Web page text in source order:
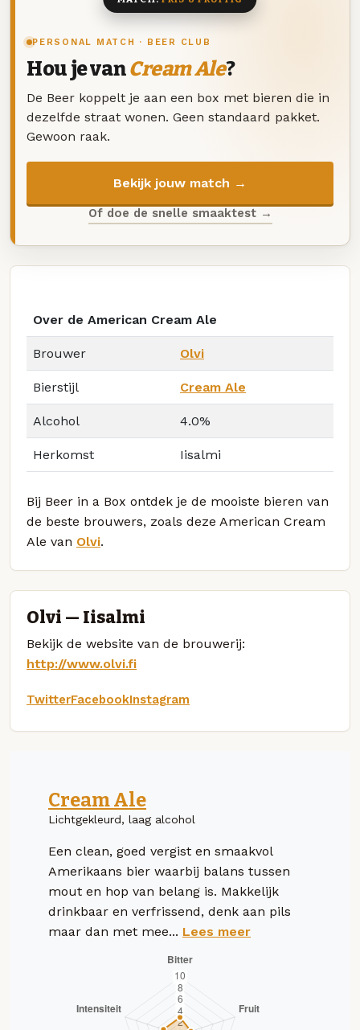
PERSONAL MATCH · BEER CLUB
Hou je vanCream Ale?
De Beer koppelt je aan een box met bieren die in
dezelfde straat wonen. Geen standaard pakket.
Gewoon raak.
Bekijk jouw match →
Of doe de snelle smaaktest →
Over de American Cream Ale
Brouwer Olvi
Bierstijl Cream Ale
Alcohol 4.0%
Herkomst Iisalmi
Bij Beer in a Box ontdek je de mooiste bieren van
de beste brouwers, zoals deze American Cream
Ale van Olvi.
Olvi — Iisalmi
Bekijk de website van de brouwerij:
http://www.olvi.fi
TwitterFacebookInstagram
Cream Ale
Lichtgekleurd, laag alcohol
Een clean, goed vergist en smaakvol
Amerikaans bier waarbij balans tussen
mout en hop van belang is. Makkelijk
drinkbaar en verfrissend, denk aan pils
maar dan met mee... Lees meer